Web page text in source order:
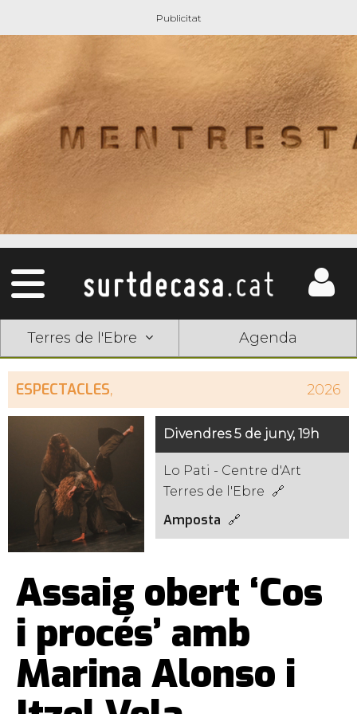
Terres de l'Ebre Agenda
ESPECTACLES, 2026
Divendres 5 de juny, 19h
Lo Pati - Centre d'Art
Terres de l'Ebre
Amposta
Assaig obert ‘Cos
i procés’ amb
Marina Alonso i